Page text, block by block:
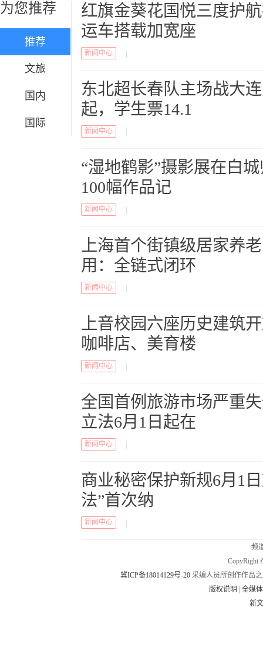
为您推荐
推荐
文旅
国内
国际
红旗金葵花国悦三度护
运车搭载加宽座
新闻中心
东北超长春队主场战大
起，学生票14.1
新闻中心
“湿地鹤影”摄影展在白
100幅作品记
新闻中心
上海首个街镇级居家养
用：全链式闭环
新闻中心
上音校园六座历史建筑
咖啡店、美育楼
新闻中心
全国首例旅游市场严重
立法6月1日起在
新闻中心
商业秘密保护新规6月1
法”首次纳
新闻中心
频
CopyRight
冀ICP备18014129号-20 采编人员所创作作品
版权说明
|全媒
新